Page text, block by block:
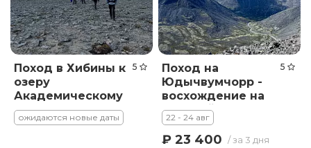
5
Поход в Хибины к
озеру
Академическому
ожидаются новые даты
5
Поход на
Юдычвумчорр -
восхождение на
высочайшую
вершину Хибин
22 - 24 авг
₽ 23 400 / за 3 дня